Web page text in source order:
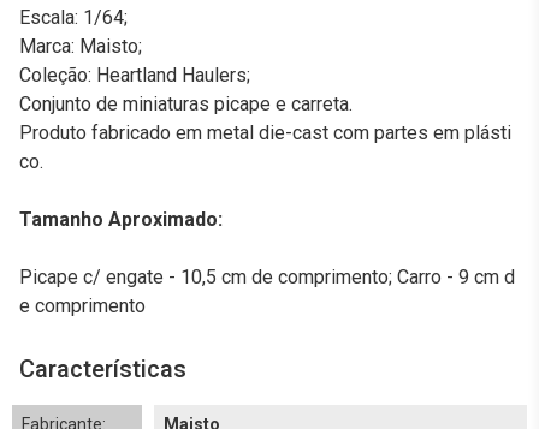
Escala: 1/64;
Marca: Maisto;
Coleção: Heartland Haulers;
Conjunto de miniaturas picape e carreta.
Produto fabricado em metal die-cast com partes em plásti
co.
Tamanho Aproximado:
Picape c/ engate - 10,5 cm de comprimento; Carro - 9 cm d
e comprimento
Características
Fabricante: Maisto